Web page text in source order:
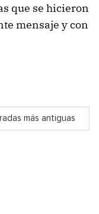
que se hicieron
mensaje y con
más antiguas